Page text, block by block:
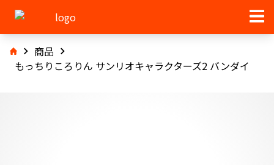
商品
もっちりころりん サンリオキャラクターズ2 バンダイ